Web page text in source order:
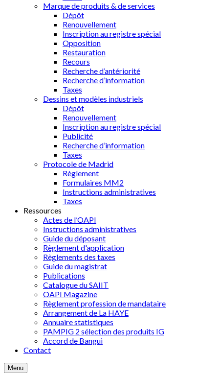
Marque de produits & de services
Dépôt
Renouvellement
Inscription au registre spécial
Opposition
Restauration
Recours
Recherche d’antériorité
Recherche d’information
Taxes
Dessins et modèles industriels
Dépôt
Renouvellement
Inscription au registre spécial
Publicité
Recherche d’information
Taxes
Protocole de Madrid
Règlement
Formulaires MM2
Instructions administratives
Taxes
Ressources
Actes de l’OAPI
Instructions administratives
Guide du déposant
Règlement d'application
Règlements des taxes
Guide du magistrat
Publications
Catalogue du SAIIT
OAPI Magazine
Règlement profession de mandataire
Arrangement de La HAYE
Annuaire statistiques
PAMPIG 2 sélection des produits IG
Accord de Bangui
Contact
Menu